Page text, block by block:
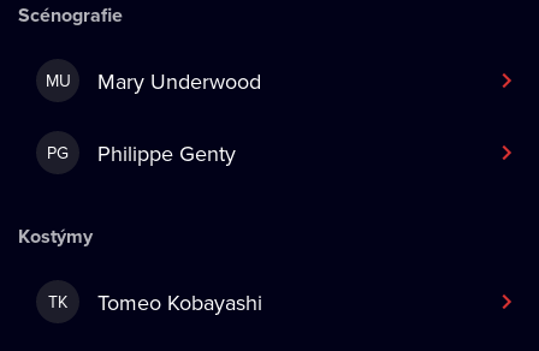
Scénografie
MU Mary Underwood
PG Philippe Genty
Kostýmy
TK Tomeo Kobayashi